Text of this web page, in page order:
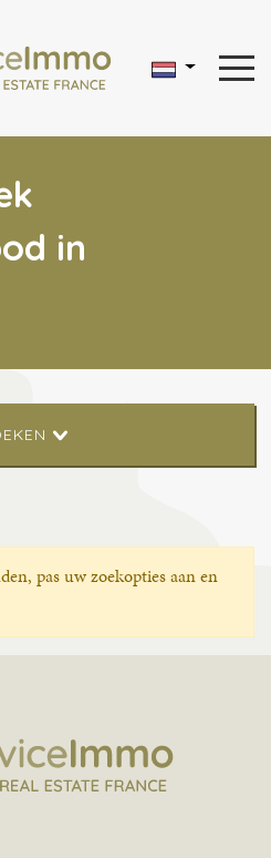
in
pas uw zoekopties aan en